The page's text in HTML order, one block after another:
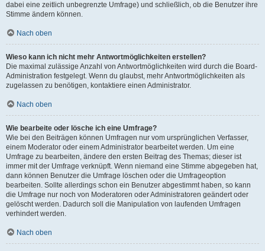
dabei eine zeitlich unbegrenzte Umfrage) und schließlich, ob die Benutzer ihre
Stimme ändern können.
Nach oben
Wieso kann ich nicht mehr Antwortmöglichkeiten erstellen?
Die maximal zulässige Anzahl von Antwortmöglichkeiten wird durch die Board-
Administration festgelegt. Wenn du glaubst, mehr Antwortmöglichkeiten als
zugelassen zu benötigen, kontaktiere einen Administrator.
Nach oben
Wie bearbeite oder lösche ich eine Umfrage?
Wie bei den Beiträgen können Umfragen nur vom ursprünglichen Verfasser,
einem Moderator oder einem Administrator bearbeitet werden. Um eine
Umfrage zu bearbeiten, ändere den ersten Beitrag des Themas; dieser ist
immer mit der Umfrage verknüpft. Wenn niemand eine Stimme abgegeben hat,
dann können Benutzer die Umfrage löschen oder die Umfrageoption
bearbeiten. Sollte allerdings schon ein Benutzer abgestimmt haben, so kann
die Umfrage nur noch von Moderatoren oder Administratoren geändert oder
gelöscht werden. Dadurch soll die Manipulation von laufenden Umfragen
verhindert werden.
Nach oben